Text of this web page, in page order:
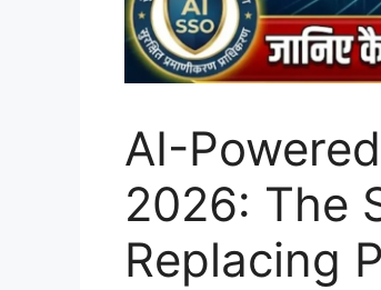
AI-
2026: The
Replacing